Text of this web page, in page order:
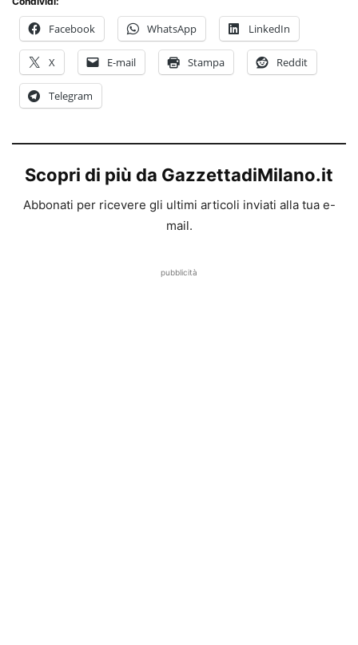
Facebook WhatsApp LinkedIn
X E-mail Stampa Reddit
Telegram
Scopri di più da GazzettadiMilano.it
Abbonati per ricevere gli ultimi articoli inviati alla tua e-
mail.
pubblicità